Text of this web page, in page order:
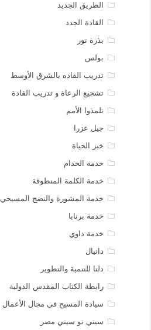
الطريق الجديد
القادة الجدد
بذرة نور
بولس
تدريب القاده بالشرق الأوسط
تشجيع الرعاة و تدريب القادة
تلمذوا الأمم
جيل عزرا
خبز الحياة
خدمة الخدام
خدمة الكلمة المنطوقة
خدمة المشورة والنضج المسيحي
خدمة برنابا
خدمة داوي
دانيال
دلتا للتنمية والتطوير
رابطة الكتاب المقدس الدولية
سيادة المسيح في مجال الأعمال
سيتي تو سيتي مصر